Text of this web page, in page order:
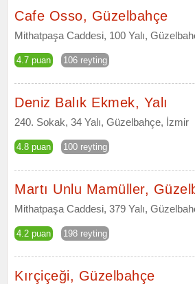
Cafe Osso, Güzelbahçe
Mithatpaşa Caddesi, 100 Yalı,
4.7 puan 106 reyting
Deniz Balık Ekmek, Yalı
240. Sokak, 34 Yalı, Güzelbahçe, İzmir
4.8 puan 100 reyting
Martı Unlu Mamüller,
Mithatpaşa Caddesi, 379 Yalı,
4.2 puan 198 reyting
Kırçiçeği, Güzelbahçe